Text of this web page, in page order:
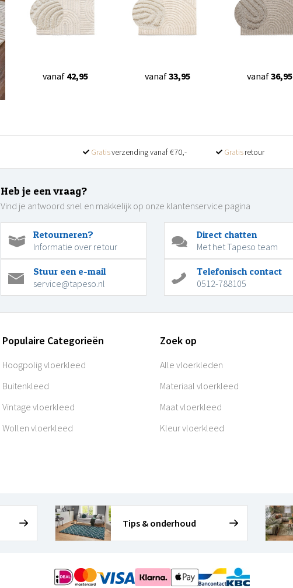
vanaf 42,95 vanaf33,95 vanaf36,95
Gratisverzending vanaf €70,- Gratisretour
Heb je een vraag?
Vind je antwoord snel en makkelijk op onze klantenservice pagina
Retourneren?
Informatie over retour
Direct chatten
Met het Tapeso team
Stuur een e-mail
service@tapeso.nl
Telefonisch contact
0512-788105
Populaire Categorieën
Hoogpolig vloerkleed
Buitenkleed
Vintage vloerkleed
Wollen vloerkleed
Zoek op
Alle vloerkleden
Materiaal vloerkleed
Maat vloerkleed
Kleur vloerkleed
Tips & onderhoud